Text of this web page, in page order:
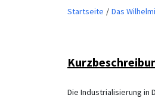
Startseite Das
Die Industrialisierung in